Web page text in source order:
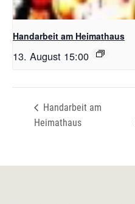
Handarbeit am Heimathaus
13. August 15:00
Handarbeit am
Heimathaus